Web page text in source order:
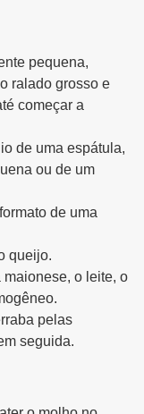
pequena,
ralado grosso e
começar a
de uma espátula,
ou de um
de uma
queijo.
o leite, o
pelas
seguida.